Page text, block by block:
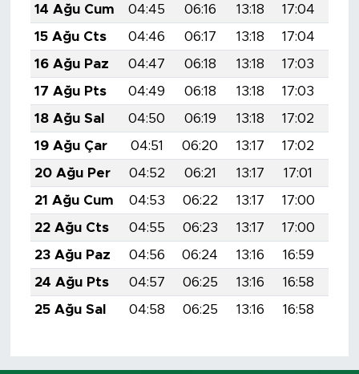
14 Ağu Cum
04:45 06:16 13:18 17:04
15 Ağu Cts
04:46 06:17 13:18 17:04
16 Ağu Paz
04:47 06:18 13:18 17:03
17 Ağu Pts
04:49 06:18 13:18 17:03
18 Ağu Sal
04:50 06:19 13:18 17:02
19 Ağu Çar
04:51 06:20 13:17 17:02
20 Ağu Per
04:52 06:21 13:17 17:01
21 Ağu Cum
04:53 06:22 13:17 17:00
22 Ağu Cts
04:55 06:23 13:17 17:00
23 Ağu Paz
04:56 06:24 13:16 16:59
24 Ağu Pts
04:57 06:25 13:16 16:58
25 Ağu Sal
04:58 06:25 13:16 16:58